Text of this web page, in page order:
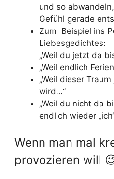
und so
Gefühl gerade
Zum Beispiel ins
Liebesgedichtes:
„Weil du jetzt da
„Weil endlich
„Weil dieser
wird…“
„Weil du nicht da
endlich wieder
Wenn man mal
provozieren will